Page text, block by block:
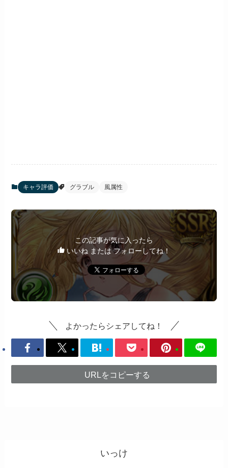
キャラ評価 グラブル 風属性
この記事が気に入ったら
いいね または フォローしてね！
よかったらシェアしてね！
URLをコピーする
いっけ